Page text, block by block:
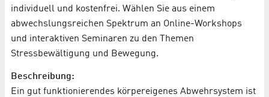
individuell und kostenfrei. Wählen Sie aus einem
abwechslungsreichen Spektrum an Online-Workshops
und interaktiven Seminaren zu den Themen
Stressbewältigung und Bewegung.
Beschreibung:
Ein gut funktionierendes körpereigenes Abwehrsystem ist